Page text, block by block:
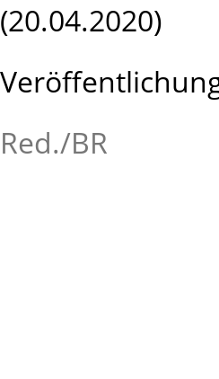
(20.04.2020)
Red./BR